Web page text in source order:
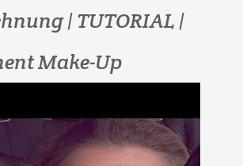
| TUTORIAL |
Make-Up